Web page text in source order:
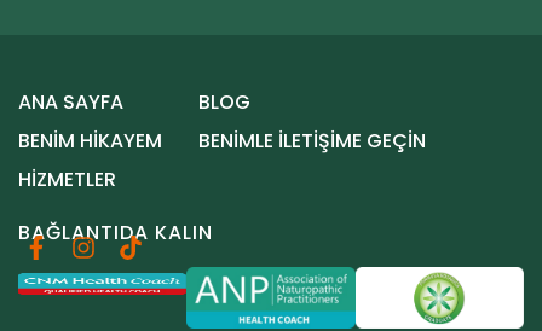
BAĞLANTIDA KALIN
ANA SAYFA
BENIM HIKAYEM
HIZMETLER
BLOG
BENIMLE ILETIŞIME GEÇIN